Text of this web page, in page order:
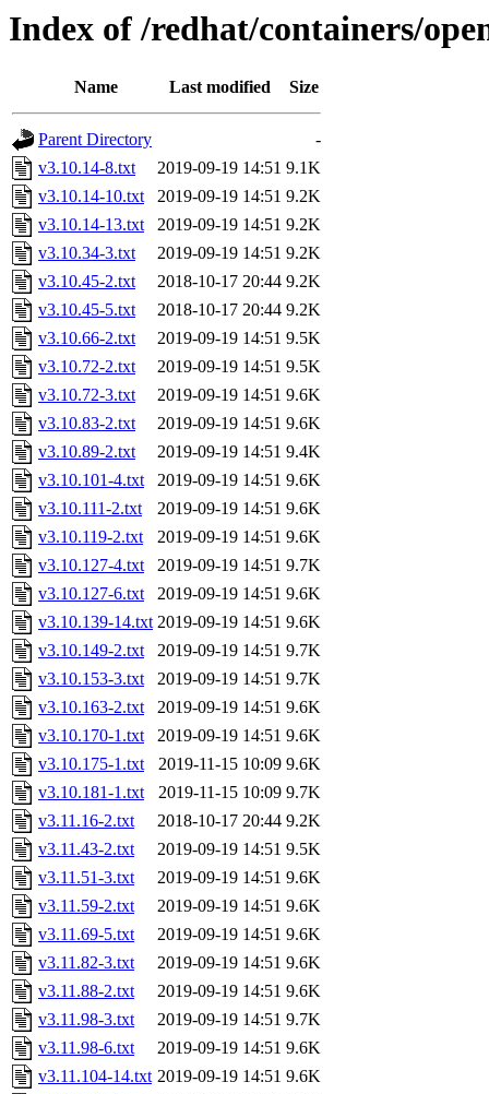
Index of /redhat/containers/
Name Last modified Size
Parent Directory
-
v3.10.14-8.txt
2019-09-19 14:51 9.1K
v3.10.14-10.txt
2019-09-19 14:51 9.2K
v3.10.14-13.txt
2019-09-19 14:51 9.2K
v3.10.34-3.txt
2019-09-19 14:51 9.2K
v3.10.45-2.txt
2018-10-17 20:44 9.2K
v3.10.45-5.txt
2018-10-17 20:44 9.2K
v3.10.66-2.txt
2019-09-19 14:51 9.5K
v3.10.72-2.txt
2019-09-19 14:51 9.5K
v3.10.72-3.txt
2019-09-19 14:51 9.6K
v3.10.83-2.txt
2019-09-19 14:51 9.6K
v3.10.89-2.txt
2019-09-19 14:51 9.4K
v3.10.101-4.txt
2019-09-19 14:51 9.6K
v3.10.111-2.txt
2019-09-19 14:51 9.6K
v3.10.119-2.txt
2019-09-19 14:51 9.6K
v3.10.127-4.txt
2019-09-19 14:51 9.7K
v3.10.127-6.txt
2019-09-19 14:51 9.6K
v3.10.139-14.txt 2019-09-19 14:51 9.6K
v3.10.149-2.txt
2019-09-19 14:51 9.7K
v3.10.153-3.txt
2019-09-19 14:51 9.7K
v3.10.163-2.txt
2019-09-19 14:51 9.6K
v3.10.170-1.txt
2019-09-19 14:51 9.6K
v3.10.175-1.txt
2019-11-15 10:09 9.6K
v3.10.181-1.txt
2019-11-15 10:09 9.7K
v3.11.16-2.txt
2018-10-17 20:44 9.2K
v3.11.43-2.txt
2019-09-19 14:51 9.5K
v3.11.51-3.txt
2019-09-19 14:51 9.6K
v3.11.59-2.txt
2019-09-19 14:51 9.6K
v3.11.69-5.txt
2019-09-19 14:51 9.6K
v3.11.82-3.txt
2019-09-19 14:51 9.6K
v3.11.88-2.txt
2019-09-19 14:51 9.6K
v3.11.98-3.txt
2019-09-19 14:51 9.7K
v3.11.98-6.txt
2019-09-19 14:51 9.6K
v3.11.104-14.txt 2019-09-19 14:51 9.6K